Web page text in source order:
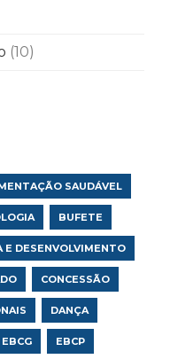
(10)
SAUDÁVEL
BUFETE
E DESENVOLVIMENTO
CONCESSÃO
DANÇA
EBCG EBCP